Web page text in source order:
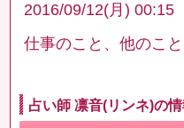
2016/09/12(月) 00:15
仕事のこと、他のこ
占い師 凛音(リンネ)の